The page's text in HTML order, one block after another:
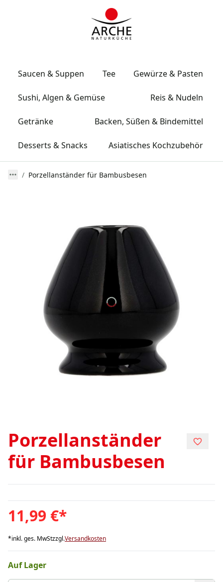
Saucen & Suppen Tee Gewürze & Pasten
Sushi, Algen & Gemüse Reis & Nudeln
Getränke Backen, Süßen & Bindemittel
Desserts & Snacks Asiatisches Kochzubehör
Porzellanständer für Bambusbesen
Porzellanständer
für Bambusbesen
11,99 €*
*inkl. ges. MwStzzgl.Versandkosten
Auf Lager